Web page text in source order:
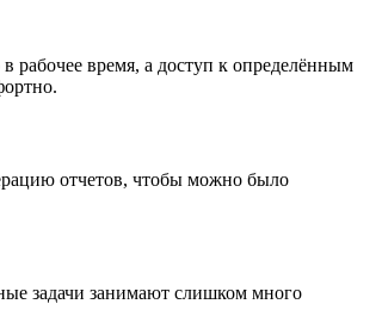
рабочее время, а доступ к определённым
отчетов, чтобы можно было
задачи занимают слишком много